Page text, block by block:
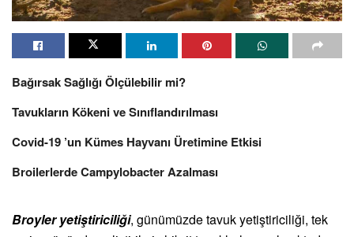
Bağırsak Sağlığı Ölçülebilir mi?
Tavukların Kökeni ve Sınıflandırılması
Covid-19 ’un Kümes Hayvanı Üretimine Etkisi
Broilerlerde Campylobacter Azalması
Broyler yetiştiriciliği, günümüzde tavuk yetiştiriciliği, tek